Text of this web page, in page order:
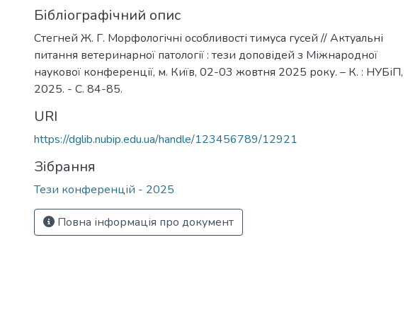
Бібліографічний опис
Стегней Ж. Г. Морфологічні особливості тимуса гусей // Актуальні
питання ветеринарної патології : тези доповідей з Міжнародної
наукової конференції, м. Київ, 02-03 жовтня 2025 року. – К. : НУБіП,
2025. - С. 84-85.
URI
https://dglib.nubip.edu.ua/handle/123456789/12921
Зібрання
Тези конференцій - 2025
Повна інформація про документ